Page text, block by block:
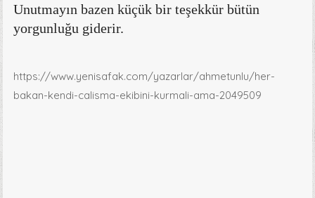
Unutmayın bazen küçük bir teşekkür bütün
yorgunluğu giderir.
https://www.yenisafak.com/yazarlar/ahmetunlu/her-
bakan-kendi-calisma-ekibini-kurmali-ama-2049509